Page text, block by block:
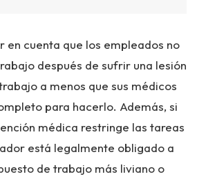
en cuenta que los empleados no
después de sufrir una lesión
a menos que sus médicos
para hacerlo. Además, si
médica restringe las tareas
está legalmente obligado a
de trabajo más liviano o